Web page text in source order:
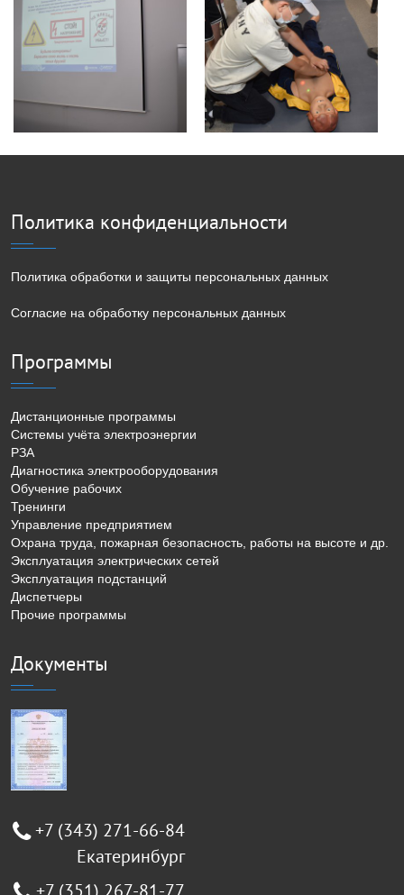
Политика конфиденциальности
Политика обработки и защиты персональных данных
Согласие на обработку персональных данных
Программы
Дистанционные программы
Системы учёта электроэнергии
РЗА
Диагностика электрооборудования
Обучение рабочих
Тренинги
Управление предприятием
Охрана труда, пожарная безопасность, работы на высоте и др.
Эксплуатация электрических сетей
Эксплуатация подстанций
Диспетчеры
Прочие программы
Документы
+7 (343) 271-66-84
Екатеринбург
+7 (351) 267-81-77